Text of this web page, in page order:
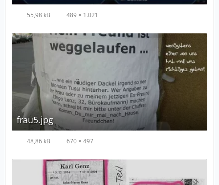
55,98 kB 489 × 1.021
frau5.jpg
48,86 kB 670 × 497